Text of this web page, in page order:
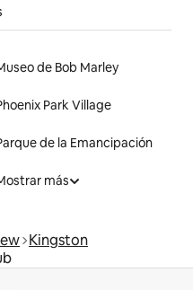
de Bob Marley
Park Village
de la Emancipación
más
Kingston